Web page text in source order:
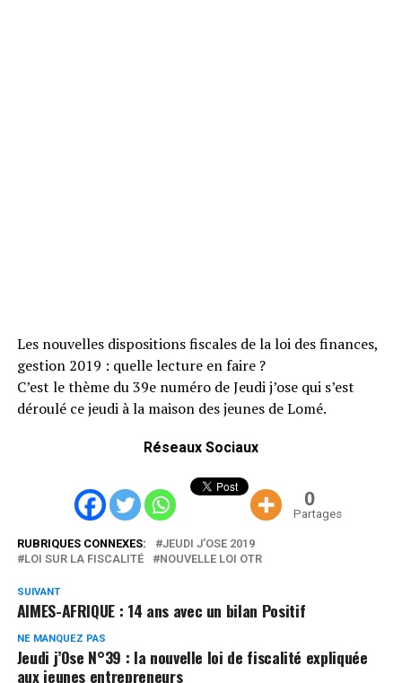
Les nouvelles dispositions fiscales de la loi des finances,
gestion 2019 : quelle lecture en faire ?
C’est le thème du 39e numéro de Jeudi j’ose qui s’est
déroulé ce jeudi à la maison des jeunes de Lomé.
Réseaux Sociaux
0
Partages
RUBRIQUES CONNEXES:
JEUDI J'OSE 2019
LOI SUR LA FISCALITÉ
NOUVELLE LOI OTR
SUIVANT
AIMES-AFRIQUE : 14 ans avec un bilan Positif
NE MANQUEZ PAS
Jeudi j’Ose N°39 : la nouvelle loi de fiscalité expliquée
aux jeunes entrepreneurs